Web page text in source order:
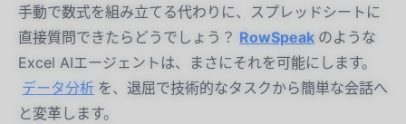
手動で数式を組み立てる代わりに、スプレッドシートに
直接質問できたらどうでしょう？ RowSpeak のような
Excel AIエージェントは、まさにそれを可能にします。
データ分析 を、退屈で技術的なタスクから簡単な会話へ
と変革します。